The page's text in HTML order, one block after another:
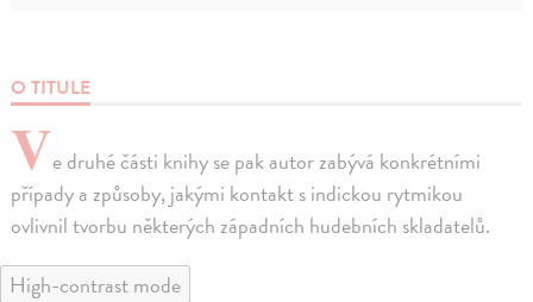
O TITULE
Ve druhé části knihy se pak autor zabývá konkrétními
případy a způsoby, jakými kontakt s indickou rytmikou
ovlivnil tvorbu některých západních hudebních skladatelů.
High-contrast mode